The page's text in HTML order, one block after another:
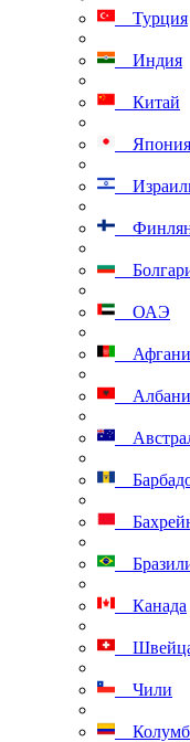
Турция
Индия
Китай
Япония
ОАЭ
Канада
Чили